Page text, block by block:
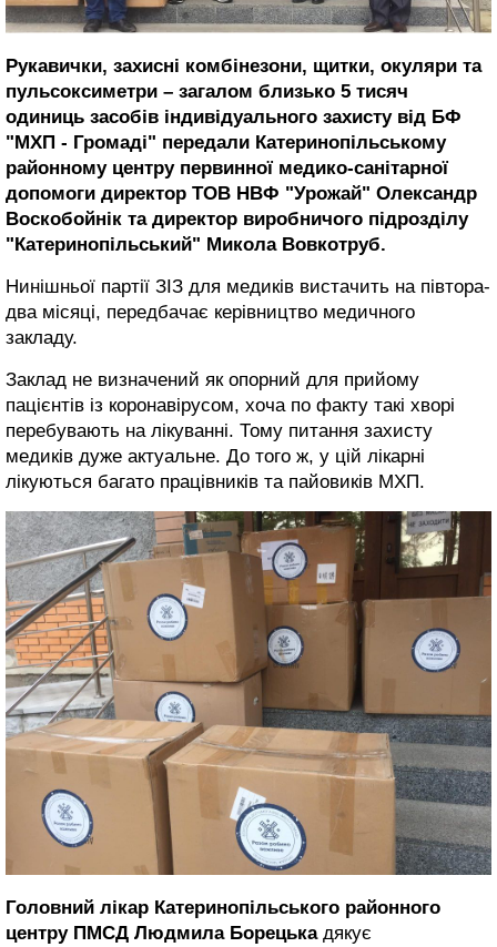
Рукавички, захисні комбінезони, щитки, окуляри та
пульсоксиметри – загалом близько 5 тисяч
одиниць засобів індивідуального захисту від БФ
"МХП - Громаді" передали Катеринопільському
районному центру первинної медико-санітарної
допомоги директор ТОВ НВФ "Урожай" Олександр
Воскобойнік та директор виробничого підрозділу
"Катеринопільський" Микола Вовкотруб.
Нинішньої партії ЗІЗ для медиків вистачить на півтора-
два місяці, передбачає керівництво медичного
закладу.
Заклад не визначений як опорний для прийому
пацієнтів із коронавірусом, хоча по факту такі хворі
перебувають на лікуванні. Тому питання захисту
медиків дуже актуальне. До того ж, у цій лікарні
лікуються багато працівників та пайовиків МХП.
Головний лікар Катеринопільського районного
центру ПМСД Людмила Борецькадякує